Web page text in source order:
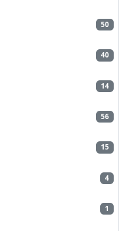
50
40
14
56
15
4
1